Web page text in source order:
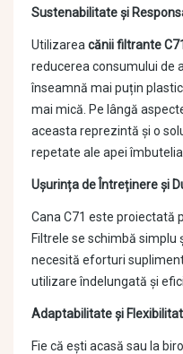
Sustenabilitate și
Utilizarea cănii filtrante C71
reducerea consumului de
înseamnă mai puțin
mai mică. Pe lângă
aceasta reprezintă și o
repetate ale apei
Ușurința de Întreținere și
Cana C71 este proiectată
Filtrele se schimbă simplu
necesită eforturi
utilizare îndelungată și
Adaptabilitate și
Fie că ești acasă sau la